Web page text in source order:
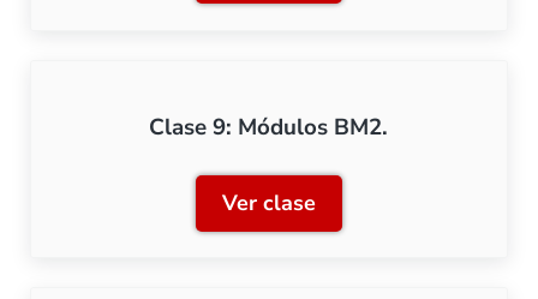
Clase 9: Módulos BM2.
Ver claseClase 9: Módulos BM2.